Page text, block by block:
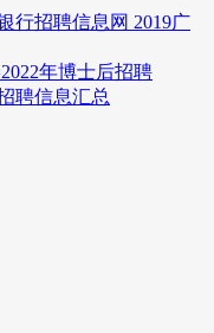
行招聘信息网 2019广
年博士后招聘
聘信息汇总